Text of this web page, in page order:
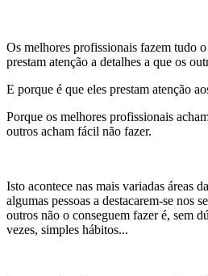
Os melhores profissionais fazem tudo
prestam atenção a detalhes a que os
E porque é que eles prestam atenção
Porque os melhores profissionais
outros acham fácil não fazer.
Isto acontece nas mais variadas áreas
algumas pessoas a destacarem-se nos
outros não o conseguem fazer é, sem
vezes, simples hábitos...